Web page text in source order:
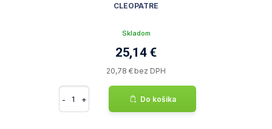
CLEOPATRE
Skladom
25,14 €
20,78 € bez DPH
- + Do košíka